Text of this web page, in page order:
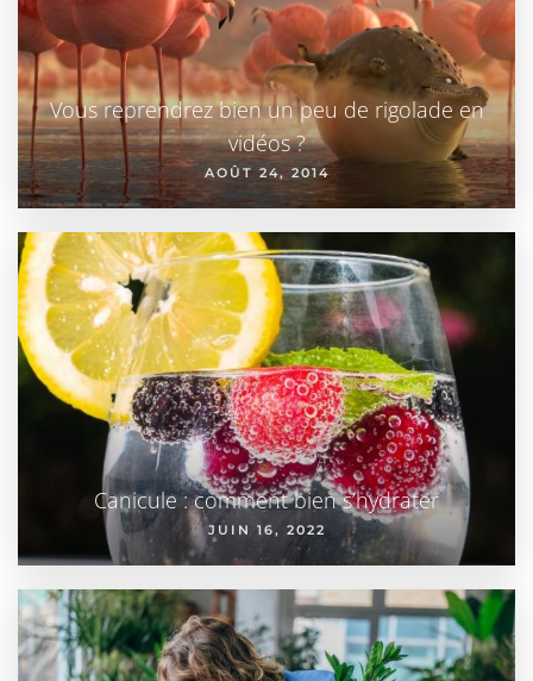
Vous reprendrez bien un peu de rigolade en
vidéos ?
AOÛT 24, 2014
Canicule : comment bien s’hydrater
JUIN 16, 2022